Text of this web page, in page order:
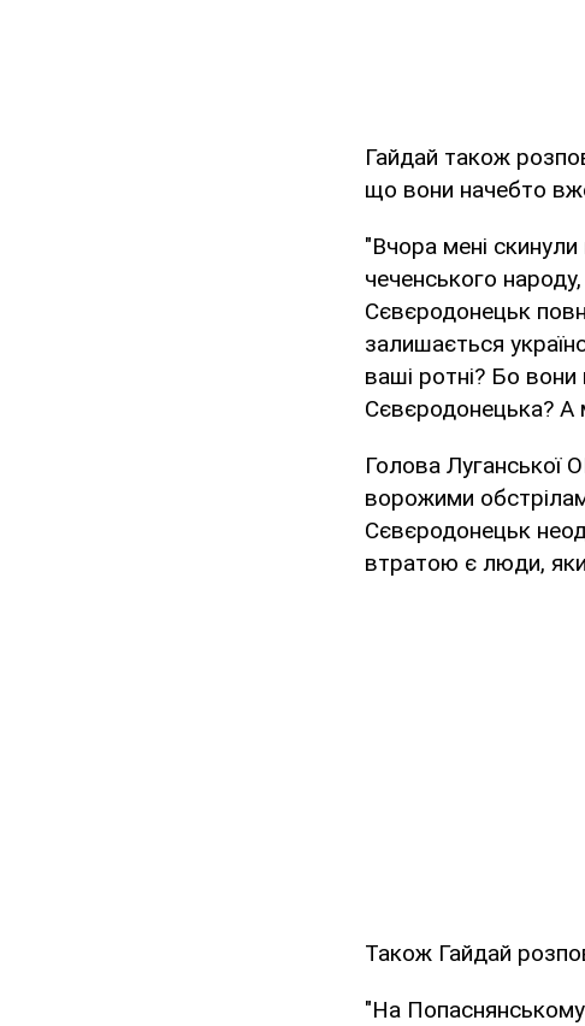
Гайдай також
що вони начебто
"Вчора мені скинули
чеченського
Сєвєродонецьк
залишається
ваші ротні? Бо вони
Сєвєродонецька? А
Голова Луганської
ворожими
Сєвєродонецьк
втратою є люди,
Також Гайдай
"На